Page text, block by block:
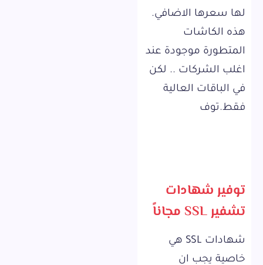
لها سعرها الاضافي.
هذه الكاشات
المتطورة موجودة عند
اغلب الشركات .. لكن
في الباقات العالية
فقط.توف
توفير شهادات
تشفير SSL مجاناً
شهادات SSL هي
خاصية يجب ان